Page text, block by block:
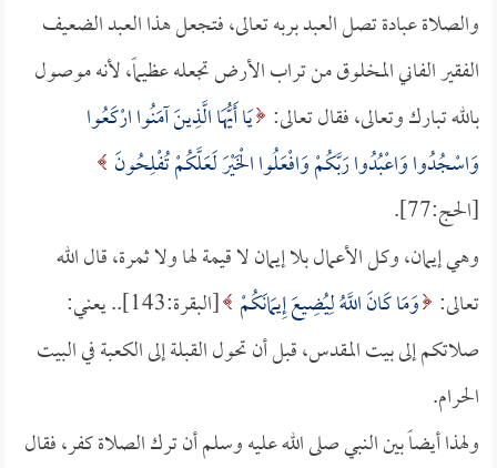
والصلاة عبادة تصل العبد بربه تعالى، فتجعل هذا العبد الضعيف
الفقير الفاني المخلوق من تراب الأرض تجعله عظيماً، لأنه موصول
بالله تبارك وتعالى، فقال تعالى: يَا أَيُّهَا الَّذِينَ آمَنُوا ارْكَعُوا
وَاسْجُدُوا وَاعْبُدُوا رَبَّكُمْ وَافْعَلُوا الْخَيْرَ لَعَلَّكُمْ تُفْلِحُونَ
[الحج:77].
وهي إيمان، وكل الأعمال بلا إيمان لا قيمة لها ولا ثمرة، قال الله
تعالى: وَمَا كَانَ اللَّهُ لِيُضِيعَ إِيمَانَكُمْ
[البقرة:143].. يعني:
صلاتكم إلى بيت المقدس، قبل أن تحول القبلة إلى الكعبة في البيت
الحرام.
ولهذا أيضاً بين النبي صلى الله عليه وسلم أن ترك الصلاة كفر، فقال